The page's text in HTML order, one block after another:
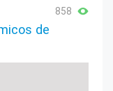
858
de